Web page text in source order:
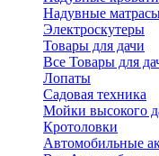
Надувные
Электроскутеры
Товары для дачи
Все Товары для
Лопаты
Садовая техника
Мойки высокого
Кротоловки
Автомобильные